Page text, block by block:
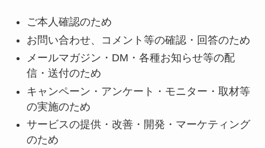
ご本人確認のため
お問い合わせ、コメント等の確認・回答のため
メールマガジン・DM・各種お知らせ等の配
信・送付のため
キャンペーン・アンケート・モニター・取材等
の実施のため
サービスの提供・改善・開発・マーケティング
のため